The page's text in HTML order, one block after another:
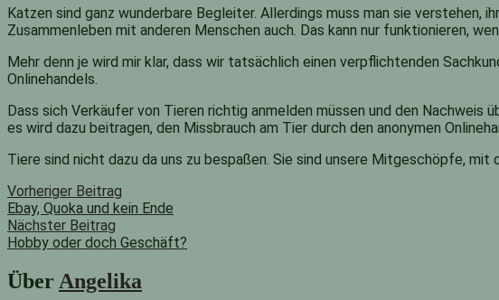
Katzen sind ganz wunderbare Begleiter. Allerdings muss man sie
Zusammenleben mit anderen Menschen auch. Das kann nur funktionieren,
Mehr denn je wird mir klar, dass wir tatsächlich einen verpflichtenden
Onlinehandels.
Dass sich Verkäufer von Tieren richtig anmelden müssen und den
es wird dazu beitragen, den Missbrauch am Tier durch den anonymen
Tiere sind nicht dazu da uns zu bespaßen. Sie sind unsere Mitgeschöpfe, mit
Beitragsnavigation
Vorheriger Beitrag
Beitrag:
Ebay, Quoka und kein Ende
Nächster Beitrag
Hobby oder doch Geschäft?
Beitrag:
Über Angelika